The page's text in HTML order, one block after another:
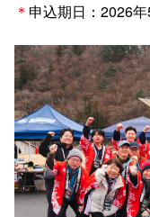
＊ 申込期日：2026